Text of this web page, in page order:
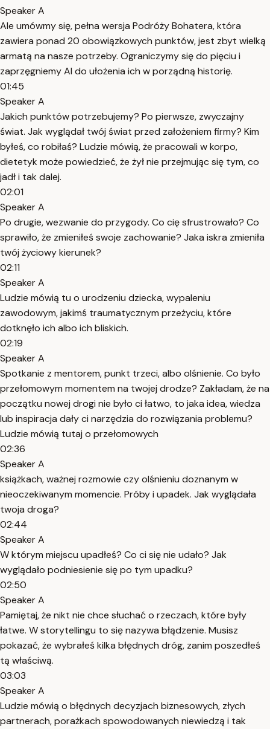
Speaker A
Ale umówmy się, pełna wersja Podróży Bohatera, która
zawiera ponad 20 obowiązkowych punktów, jest zbyt wielką
armatą na nasze potrzeby. Ograniczymy się do pięciu i
zaprzęgniemy AI do ułożenia ich w porządną historię.
01:45
Speaker A
Jakich punktów potrzebujemy? Po pierwsze, zwyczajny
świat. Jak wyglądał twój świat przed założeniem firmy? Kim
byłeś, co robiłaś? Ludzie mówią, że pracowali w korpo,
dietetyk może powiedzieć, że żył nie przejmując się tym, co
jadł i tak dalej.
02:01
Speaker A
Po drugie, wezwanie do przygody. Co cię sfrustrowało? Co
sprawiło, że zmieniłeś swoje zachowanie? Jaka iskra zmieniła
twój życiowy kierunek?
02:11
Speaker A
Ludzie mówią tu o urodzeniu dziecka, wypaleniu
zawodowym, jakimś traumatycznym przeżyciu, które
dotknęło ich albo ich bliskich.
02:19
Speaker A
Spotkanie z mentorem, punkt trzeci, albo olśnienie. Co było
przełomowym momentem na twojej drodze? Zakładam, że na
początku nowej drogi nie było ci łatwo, to jaka idea, wiedza
lub inspiracja dały ci narzędzia do rozwiązania problemu?
Ludzie mówią tutaj o przełomowych
02:36
Speaker A
książkach, ważnej rozmowie czy olśnieniu doznanym w
nieoczekiwanym momencie. Próby i upadek. Jak wyglądała
twoja droga?
02:44
Speaker A
W którym miejscu upadłeś? Co ci się nie udało? Jak
wyglądało podniesienie się po tym upadku?
02:50
Speaker A
Pamiętaj, że nikt nie chce słuchać o rzeczach, które były
łatwe. W storytellingu to się nazywa błądzenie. Musisz
pokazać, że wybrałeś kilka błędnych dróg, zanim poszedłeś
tą właściwą.
03:03
Speaker A
Ludzie mówią o błędnych decyzjach biznesowych, złych
partnerach, porażkach spowodowanych niewiedzą i tak